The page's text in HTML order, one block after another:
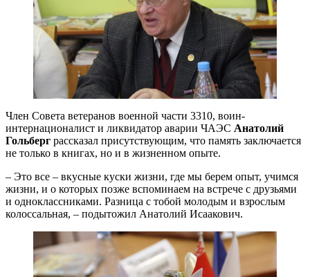
Член Совета ветеранов военной части 3310, воин-
интернационалист и ликвидатор аварии ЧАЭС Анатолий
Гольберг рассказал присутствующим, что память заключается
не только в книгах, но и в жизненном опыте.
– Это все – вкусные куски жизни, где мы берем опыт, учимся
жизни, и о которых позже вспоминаем на встрече с друзьями
и одноклассниками. Разница с тобой молодым и взрослым
колоссальная, – подытожил Анатолий Исаакович.